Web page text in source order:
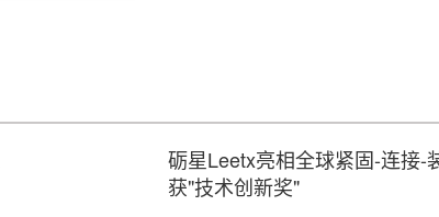
砺星Leetx亮相全球紧固-连接-
获"技术创新奖"